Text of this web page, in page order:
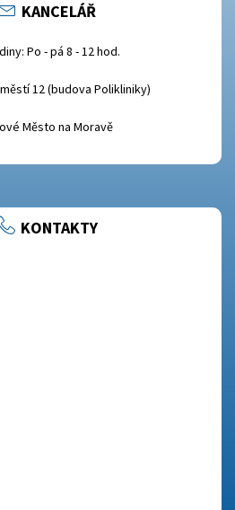
KANCELÁŘ
Po - pá 8 - 12 hod.
12 (budova Polikliniky)
Město na Moravě
KONTAKTY